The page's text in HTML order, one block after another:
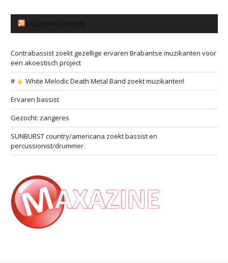
Contrabassist zoekt gezellige ervaren Brabantse muzikanten voor
een akoestisch project
#
White Melodic Death Metal Band zoekt muzikanten!
Ervaren bassist
Gezocht: zangeres
SUNBURST country/americana zoekt bassist en
percussionist/drummer